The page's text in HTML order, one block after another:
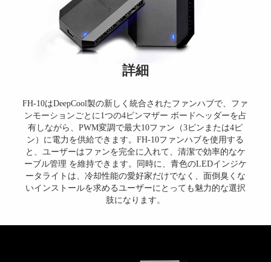
詳細
FH-10はDeepCool製の新しく統合されたファンハブで、ファ
ンモーションごとに1つの4ピンマザー ボードヘッダーを占
有しながら、PWM変調で最大10ファン（3ピンまたは4ピ
ン）に電力を供給できます。FH-10ファンハブを使用する
と、ユーザーはファンを完全に入れて、清潔で効率的なケ
ーブル管理 を維持できます。同時に、青色のLEDインジケ
ータライトは、冷却性能の愛好家だけでなく、面倒臭くな
いインストールを求めるユーザーにとっても魅力的な選択
肢になります。